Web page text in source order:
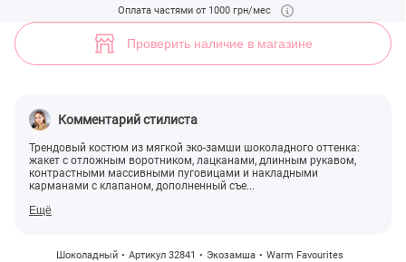
Оплата частями от 1000 грн/мес
Проверить наличие в магазине
Комментарий стилиста
Трендовый костюм из мягкой эко-замши шоколадного оттенка:
жакет с отложным воротником, лацканами, длинным рукавом,
контрастными массивными пуговицами и накладными
карманами с клапаном, дополненный съе...
Ещё
Шоколадный Артикул 32841 Экозамша Warm Favourites
Актуальный замшевый костюм (арт. 32841) ♡ интернет-магазин